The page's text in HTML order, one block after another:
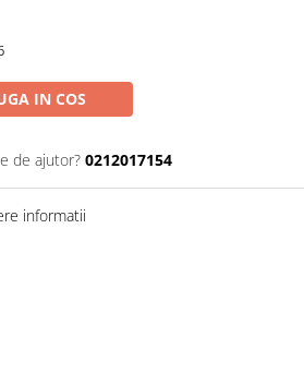
IN COS
de ajutor? 0212017154
informatii